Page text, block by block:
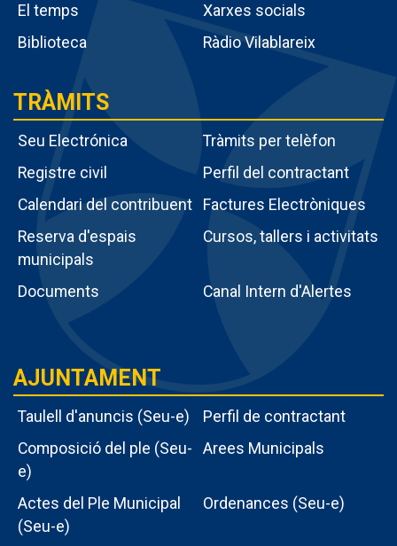
els
ja
la
la
El temps
Xarxes socials
Biblioteca
Ràdio Vilablareix
Menú
intern
tràmits
TRÀMITS
Seu Electrónica
Tràmits per telèfon
Registre civil
Perfil del contractant
Calendari del contribuent
Factures Electròniques
Reserva d'espais
municipals
Cursos, tallers i activitats
Documents Canal Intern d'Alertes
Menu
AJUNTAMENT
Taulell d'anuncis (Seu-e)
Perfil de contractant
Composició del ple (Seu-
e)
Arees Municipals
Actes del Ple Municipal
(Seu-e)
Ordenances (Seu-e)